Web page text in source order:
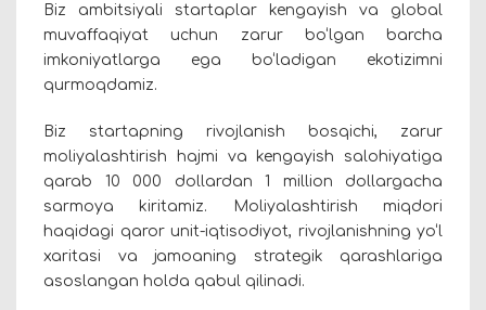
Biz ambitsiyali startaplar kengayish va global
muvaffaqiyat uchun zarur bo‘lgan barcha
imkoniyatlarga ega bo‘ladigan ekotizimni
qurmoqdamiz.
Biz startapning rivojlanish bosqichi, zarur
moliyalashtirish hajmi va kengayish salohiyatiga
qarab 10 000 dollardan 1 million dollargacha
sarmoya kiritamiz. Moliyalashtirish miqdori
haqidagi qaror unit-iqtisodiyot, rivojlanishning yo‘l
xaritasi va jamoaning strategik qarashlariga
asoslangan holda qabul qilinadi.